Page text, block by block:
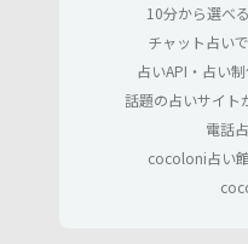
10分から選べ
チャット占い
占いAPI・占い
話題の占いサイト
電話
cocoloni占い